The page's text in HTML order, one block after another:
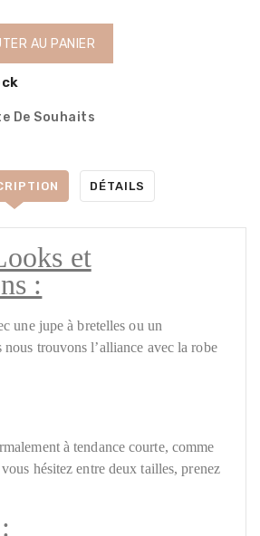
AU PANIER
De Souhaits
DÉTAILS
et
:
une jupe à bretelles ou un
nous trouvons l’alliance avec la robe
à tendance courte, comme
hésitez entre deux tailles, prenez